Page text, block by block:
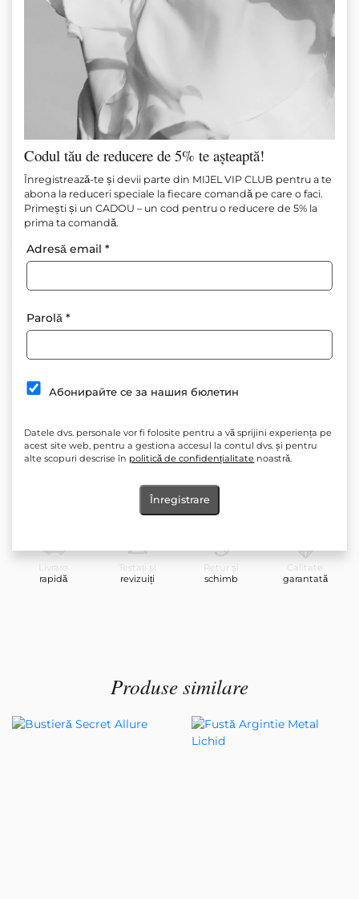
TOP ALB DIN DANTELĂ ȘI SATIN
Articol № M1513
95.00€ (185.80 лв.)
Compoziție: Poliester 100%
Produs: Top alb cu spatele gol, top alb cu dantelă
centrifugare delicată sunt mai blânde cu hainele, astfel încât le
păstrați durata de viață.
Livrare
rapidă
Testați și
revizuiți
Retur și
schimb
Calitate
garantată
Produse similare
Codul tău de reducere de 5% te așteaptă!
Înregistrează-te și devii parte din MIJEL VIP CLUB pentru a te
abona la reduceri speciale la fiecare comandă pe care o faci.
Primești și un CADOU – un cod pentru o reducere de 5% la
prima ta comandă.
Adresă email*
Parolă*
Абонирайте се за нашия бюлетин
Datele dvs. personale vor fi folosite pentru a vă sprijini experiența pe
acest site web, pentru a gestiona accesul la contul dvs. și pentru
alte scopuri descrise în politică de confidențialitate noastră.
Înregistrare